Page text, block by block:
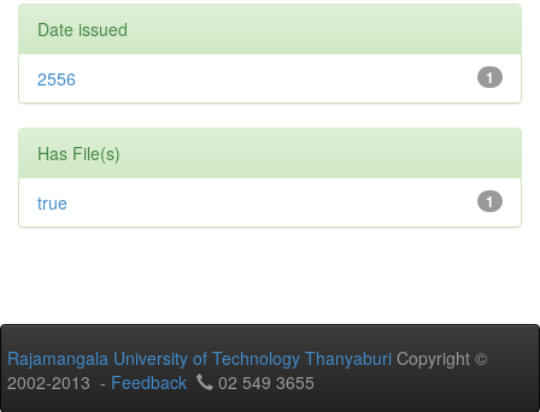
Date issued
1
2556
Has File(s)
1
true
Rajamangala University of Technology Thanyaburi Copyright ©
2002-2013 - Feedback 02 549 3655